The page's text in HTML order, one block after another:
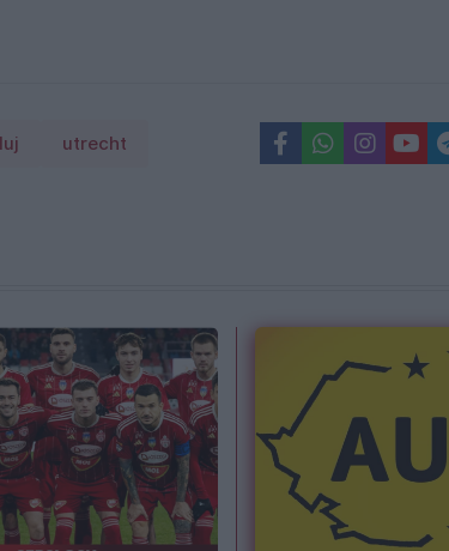
utrecht